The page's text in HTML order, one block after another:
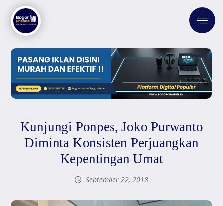
Kunjungi Ponpes, Joko Purwanto
Diminta Konsisten Perjuangkan
Kepentingan Umat
September 22, 2018